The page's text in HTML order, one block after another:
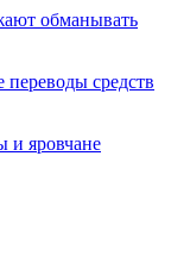
обманывать
переводы средств
и яровчане